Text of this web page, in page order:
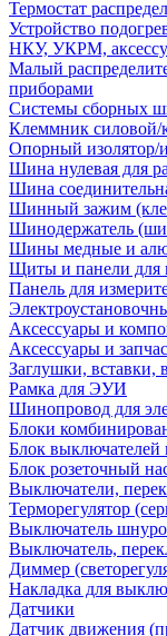
Термостат
Устройство
НКУ, УКРМ,
Малый
приборами
Системы сборных
Клеммник
Опорный изолятор/
Шина нулевая для
Шина
Шинный зажим
Шинодержатель
Шины медные и
Щиты и панели для
Панель для
Аксессуары и
Аксессуары и
Заглушки, вставки,
Рамка для ЭУИ
Шинопровод для
Блоки
Блок выключателей
Блок розеточный
Выключатели,
Терморегулятор
Выключатель
Выключатель,
Диммер
Накладка для
Датчики
Датчик движения